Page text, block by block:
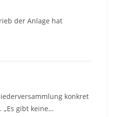
der Anlage hat
konkret
gibt keine…